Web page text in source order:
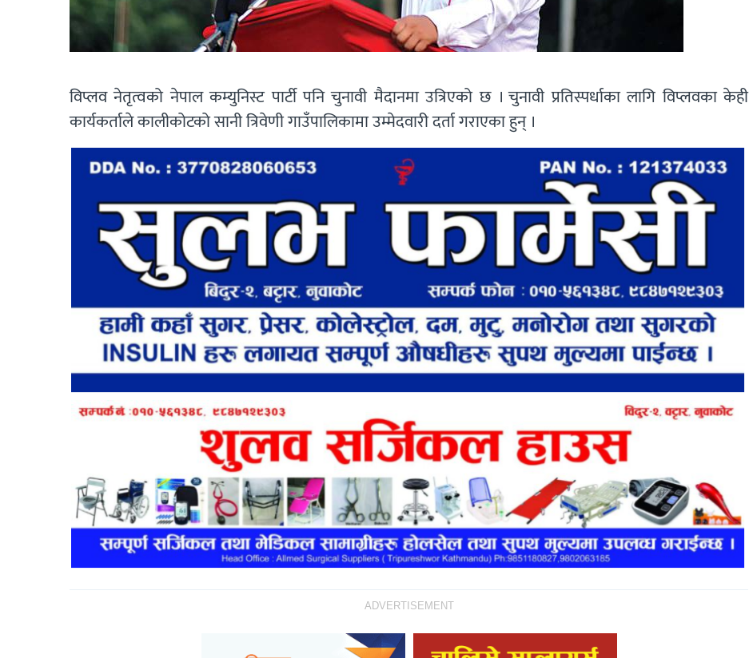
विप्लव नेतृत्वको नेपाल कम्युनिस्ट पार्टी पनि चुनावी मैदानमा उत्रिएको छ । चुनावी प्रतिस्पर्धाका लागि विप्लवका केही
कार्यकर्ताले कालीकोटको सानी त्रिवेणी गाउँपालिकामा उम्मेदवारी दर्ता गराएका हुन् ।
ADVERTISEMENT